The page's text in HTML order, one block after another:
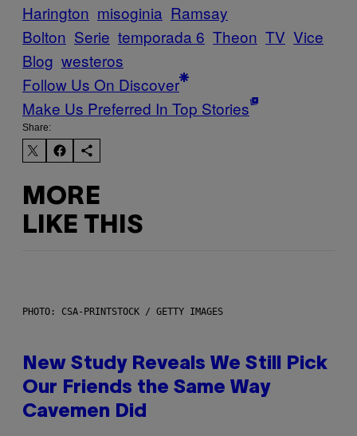
Harington misoginia Ramsay
Bolton Serie temporada 6 Theon TV Vice
Blog westeros
Follow Us On Discover
Make Us Preferred In Top Stories
Share:
MORE
LIKE THIS
PHOTO: CSA-PRINTSTOCK / GETTY IMAGES
New Study Reveals We Still Pick
Our Friends the Same Way
Cavemen Did